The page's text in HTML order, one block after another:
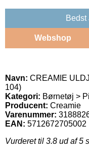
Bedst
Webshop
Navn: CREAMIE
104)
Kategori: Børnetøj >
Producent: Creamie
Varenummer:
EAN: 5712672705002
Vurderet til 3.8 ud af 5